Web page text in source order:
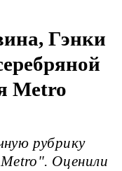
Гэнки
Metro
рубрику
Оценили